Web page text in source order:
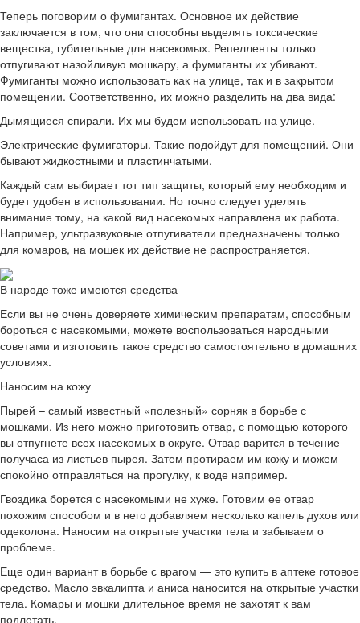
Теперь поговорим о фумигантах. Основное их действие
заключается в том, что они способны выделять токсические
вещества, губительные для насекомых. Репелленты только
отпугивают назойливую мошкару, а фумиганты их убивают.
Фумиганты можно использовать как на улице, так и в закрытом
помещении. Соответственно, их можно разделить на два вида:
Дымящиеся спирали. Их мы будем использовать на улице.
Электрические фумигаторы. Такие подойдут для помещений. Они
бывают жидкостными и пластинчатыми.
Каждый сам выбирает тот тип защиты, который ему необходим и
будет удобен в использовании. Но точно следует уделять
внимание тому, на какой вид насекомых направлена их работа.
Например, ультразвуковые отпугиватели предназначены только
для комаров, на мошек их действие не распространяется.
В народе тоже имеются средства
Если вы не очень доверяете химическим препаратам, способным
бороться с насекомыми, можете воспользоваться народными
советами и изготовить такое средство самостоятельно в домашних
условиях.
Наносим на кожу
Пырей – самый известный «полезный» сорняк в борьбе с
мошками. Из него можно приготовить отвар, с помощью которого
вы отпугнете всех насекомых в округе. Отвар варится в течение
получаса из листьев пырея. Затем протираем им кожу и можем
спокойно отправляться на прогулку, к воде например.
Гвоздика борется с насекомыми не хуже. Готовим ее отвар
похожим способом и в него добавляем несколько капель духов или
одеколона. Наносим на открытые участки тела и забываем о
проблеме.
Еще один вариант в борьбе с врагом — это купить в аптеке готовое
средство. Масло эвкалипта и аниса наносится на открытые участки
тела. Комары и мошки длительное время не захотят к вам
подлетать.